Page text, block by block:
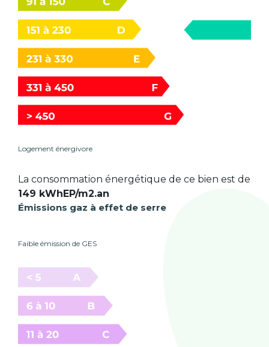
Logement énergivore
La consommation énergétique de ce bien est de
149 kWhEP/m2.an
Émissions gaz à effet de serre
Faible émission de GES